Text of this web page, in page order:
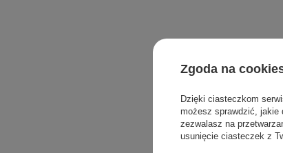
Zgoda na
Dzięki ciasteczkom
możesz sprawdzić, jakie
zezwalasz na
usunięcie ciasteczek z